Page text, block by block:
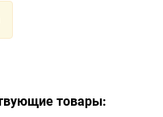
товары: